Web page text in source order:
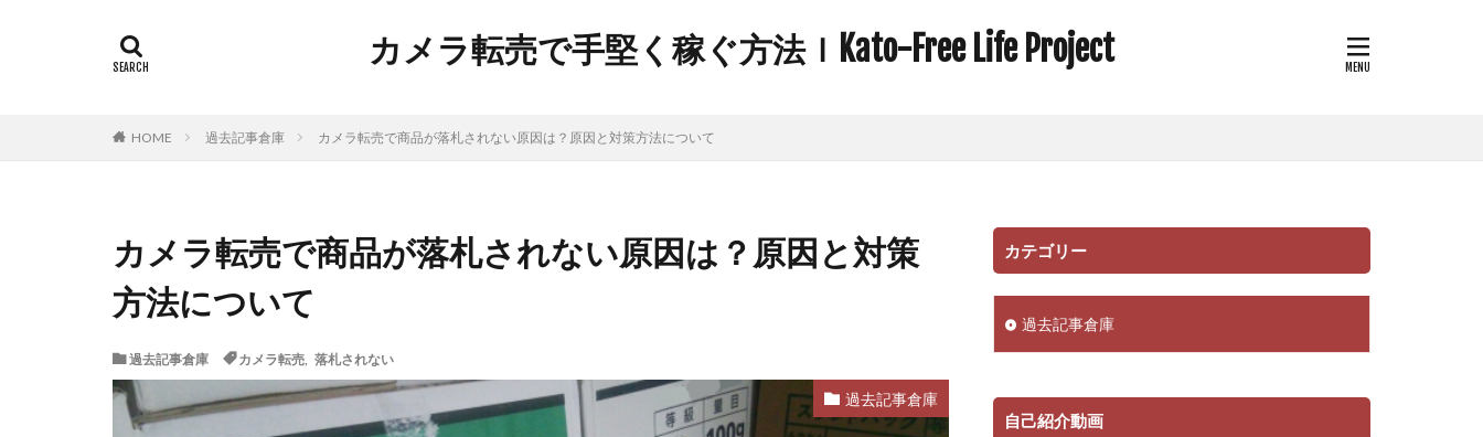
カメラ転売で手堅く稼ぐ方法ｌKato-Free Life Project
HOME 過去記事倉庫 カメラ転売で商品が落札されない原因は？原因と対策方法について
カメラ転売で商品が落札されない原因は？原因と対策
方法について
過去記事倉庫 カメラ転売 落札されない
過去記事倉庫
カテゴリー
過去記事倉庫
自己紹介動画